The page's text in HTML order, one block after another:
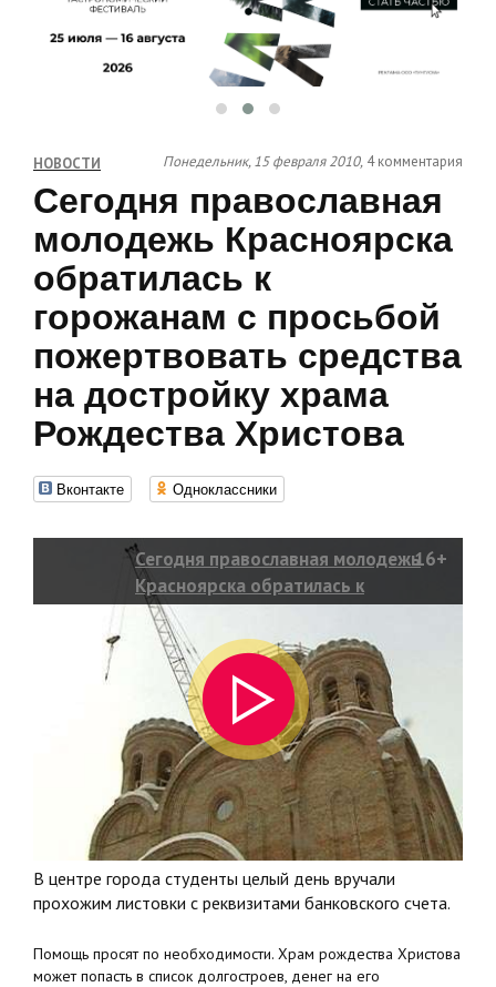
НОВОСТИ Понедельник, 15 февраля 2010, 4 комментария
Сегодня православная
молодежь Красноярска
обратилась к
горожанам с просьбой
пожертвовать средства
на достройку храма
Рождества Христова
Вконтакте Одноклассники
Сегодня православная молодежь
Красноярска обратилась к
горожанам с просьбой
пожертвовать средства на
достройку храма Рождества
Христова
16+
В центре города студенты целый день вручали
прохожим листовки с реквизитами банковского счета.
Помощь просят по необходимости. Храм рождества Христова
может попасть в список долгостроев, денег на его